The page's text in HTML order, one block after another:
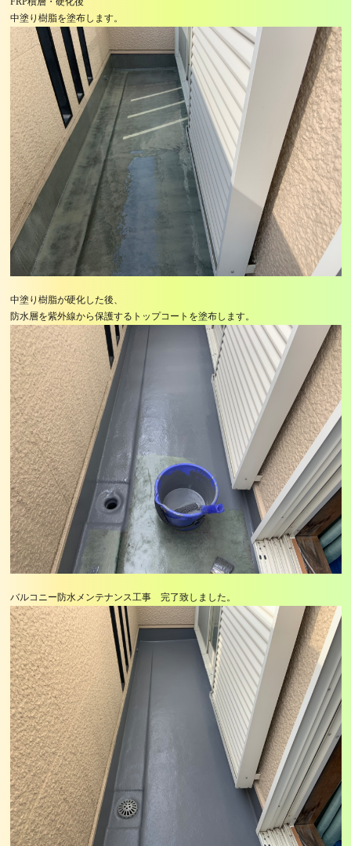
中塗り樹脂を塗布します。
中塗り樹脂が硬化した後、
防水層を紫外線から保護するトップコートを塗布します。
バルコニー防水メンテナンス工事 完了致しました。